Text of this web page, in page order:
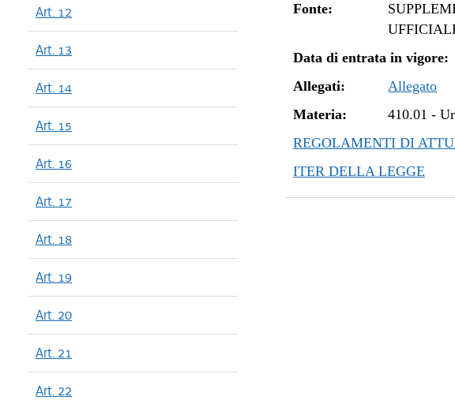
Art. 12
Art. 13
Art. 14
Art. 15
Art. 16
Art. 17
Art. 18
Art. 19
Art. 20
Art. 21
Art. 22
Fonte:
Data di entrata in vigore:
Allegati:
Allegato
Materia:
410.01 -
REGOLAMENTI DI
ITER DELLA LEGGE